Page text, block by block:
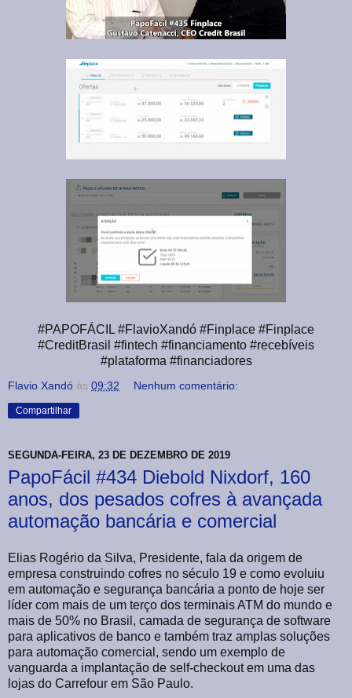
#PAPOFÁCIL #FlavioXandó #Finplace #Finplace
#CreditBrasil #fintech #financiamento #recebíveis
#plataforma #financiadores
Flavio Xandó às 09:32 Nenhum comentário:
Compartilhar
SEGUNDA-FEIRA, 23 DE DEZEMBRO DE 2019
PapoFácil #434 Diebold Nixdorf, 160
anos, dos pesados cofres à avançada
automação bancária e comercial
Elias Rogério da Silva, Presidente, fala da origem de
empresa construindo cofres no século 19 e como evoluiu
em automação e segurança bancária a ponto de hoje ser
líder com mais de um terço dos terminais ATM do mundo e
mais de 50% no Brasil, camada de segurança de software
para aplicativos de banco e também traz amplas soluções
para automação comercial, sendo um exemplo de
vanguarda a implantação de self-checkout em uma das
lojas do Carrefour em São Paulo.